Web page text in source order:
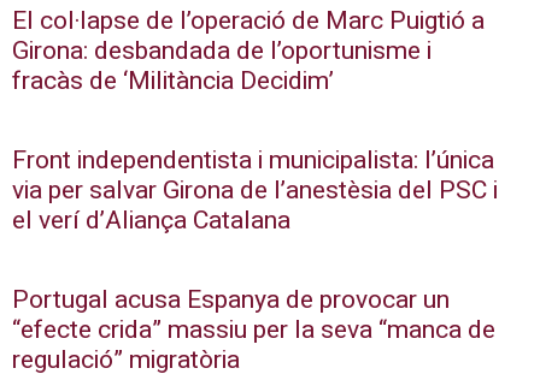
El col·lapse de l’operació de Marc Puigtió a
Girona: desbandada de l’oportunisme i
fracàs de ‘Militància Decidim’
Front independentista i municipalista: l’única
via per salvar Girona de l’anestèsia del PSC i
el verí d’Aliança Catalana
Portugal acusa Espanya de provocar un
“efecte crida” massiu per la seva “manca de
regulació” migratòria